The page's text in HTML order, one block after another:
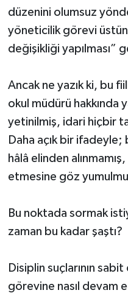
düzenini olumsuz
yöneticilik görevi
değişikliği yapılması”
Ancak ne yazık ki, bu
okul müdürü hakkında
yetinilmiş, idari hiçbir
Daha açık bir ifadeyle;
hâlâ elinden
etmesine göz
Bu noktada sormak
zaman bu kadar şaştı?
Disiplin suçlarının
görevine nasıl devam